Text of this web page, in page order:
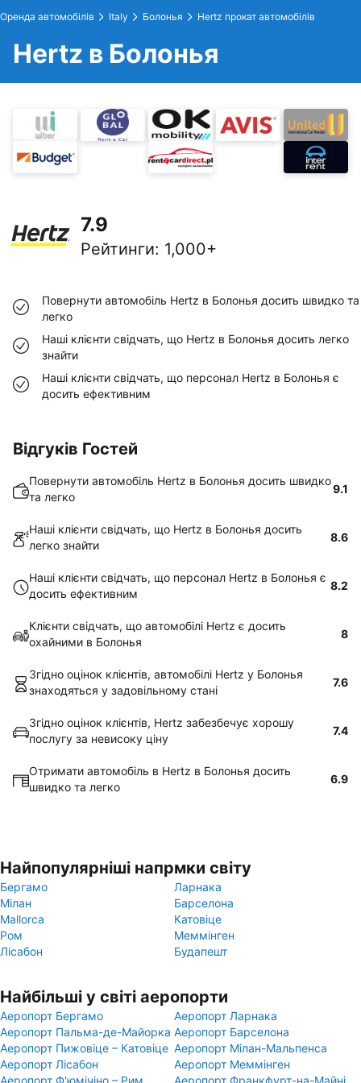
Оренда автомобілів Italy Болонья Hertz прокат автомобілів
Hertz в Болонья
7.9
Рейтинги: 1,000+
Повернути автомобіль Hertz в Болонья досить швидко та
легко
Наші клієнти свідчать, що Hertz в Болонья досить легко
знайти
Наші клієнти свідчать, що персонал Hertz в Болонья є
досить ефективним
Відгуків Гостей
Повернути автомобіль Hertz в Болонья досить швидко
та легко
9.1
Наші клієнти свідчать, що Hertz в Болонья досить
легко знайти
8.6
Наші клієнти свідчать, що персонал Hertz в Болонья є
досить ефективним
8.2
Клієнти свідчать, що автомобілі Hertz є досить
охайними в Болонья
8
Згідно оцінок клієнтів, автомобілі Hertz у Болонья
знаходяться у задовільному стані
7.6
Згідно оцінок клієнтів, Hertz забезбечує хорошу
послугу за невисоку ціну
7.4
Отримати автомобіль в Hertz в Болонья досить
швидко та легко
6.9
Найпопулярніші напрмки світу
Бергамо
Ларнака
Мілан
Барселона
Mallorca
Катовіце
Ром
Меммінген
Лісабон
Будапешт
Найбільші у світі аеропорти
Аеропорт Бергамо
Аеропорт Ларнака
Аеропорт Пальма-де-Майорка Аеропорт Барселона
Аеропорт Пижовіце – Катовіце Аеропорт Мілан-Мальпенса
Аеропорт Лісабон
Аеропорт Меммінген
Аеропорт Ф'юмічіно – Рим
Аеропорт Франкфурт-на-Майні